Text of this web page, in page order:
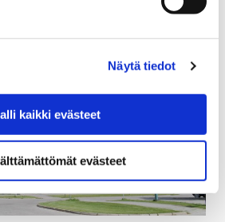
Näytä tiedot
kaikki evästeet
evästeet